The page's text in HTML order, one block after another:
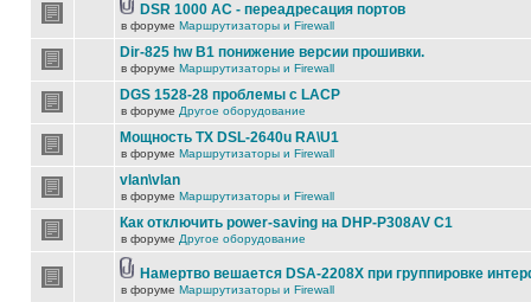
DSR 1000 AC - переадресация портов
в форуме Маршрутизаторы и Firewall
Dir-825 hw B1 понижение версии прошивки.
в форуме Маршрутизаторы и Firewall
DGS 1528-28 проблемы с LACP
в форуме Другое оборудование
Мощность TX DSL-2640u RA\U1
в форуме Маршрутизаторы и Firewall
vlan\vlan
в форуме Маршрутизаторы и Firewall
Как отключить power-saving на DHP-P308AV C1
в форуме Другое оборудование
Намертво вешается DSA-2208X при группировке
в форуме Маршрутизаторы и Firewall